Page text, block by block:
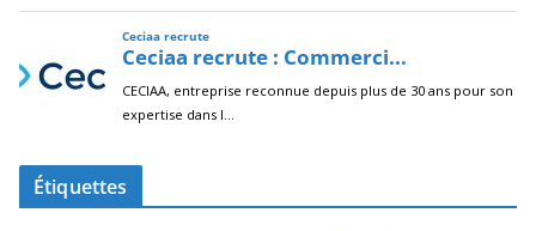
Étiquettes